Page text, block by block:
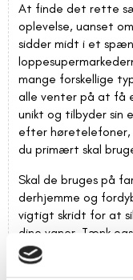
At finde det rette
oplevelse, uanset
sidder midt i et
mange forskellige
alle venter på at få
unikt og tilbyder sin
efter høretelefoner,
du primært skal
Skal de bruges på
derhjemme og
vigtigt skridt for at
dine vaner. Tænk
høretelefoner skal
længere tid uden